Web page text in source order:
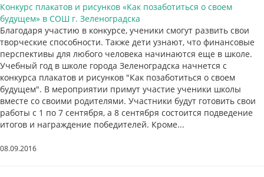
Конкурс плакатов и рисунков «Как позаботиться о своем
будущем» в СОШ г. Зеленоградска
Благодаря участию в конкурсе, ученики смогут развить свои
творческие способности. Также дети узнают, что финансовые
перспективы для любого человека начинаются еще в школе.
Учебный год в школе города Зеленоградска начнется с
конкурса плакатов и рисунков "Как позаботиться о своем
будущем". В мероприятии примут участие ученики школы
вместе со своими родителями. Участники будут готовить свои
работы с 1 по 7 сентября, а 8 сентября состоится подведение
итогов и награждение победителей. Кроме...
08.09.2016